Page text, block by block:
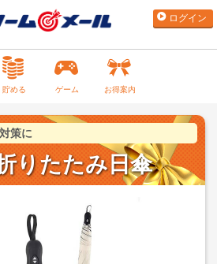
ログイン
貯める ゲーム お得案内
策に
りたたみ日傘